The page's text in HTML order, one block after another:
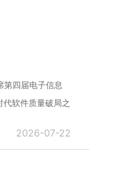
第四届电子信息
软件质量破局之
2026-07-22